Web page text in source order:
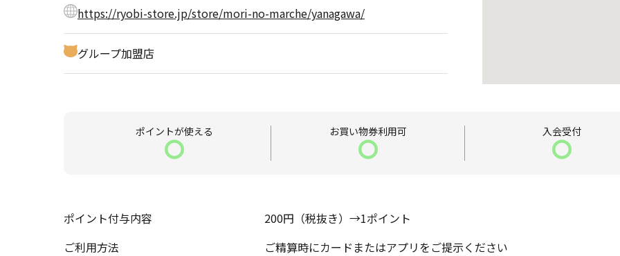
https://ryobi-store.jp/store/mori-no-marche/yanagawa/
グループ加盟店
ポイントが使える
〇
お買い物券利用可
〇
入会受付
〇
ポイント付与内容
200円（税抜き）→1ポイント
ご利用方法
ご精算時にカードまたはアプリをご提示ください